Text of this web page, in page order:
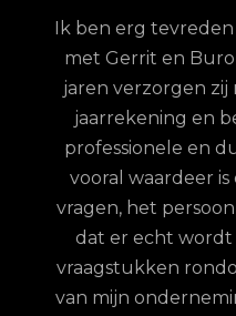
Ik ben erg
met Gerrit en
jaren verzorgen zij
jaarrekening en
professionele en
vooral waardeer
vragen, het
dat er echt wordt
vraagstukken
van mijn